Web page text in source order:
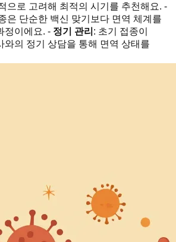
으로 고려해 최적의 시기를 추천해요. -
은 단순한 백신 맞기보다 면역 체계를
정이에요. - 정기 관리 : 초기 접종이
와의 정기 상담을 통해 면역 상태를